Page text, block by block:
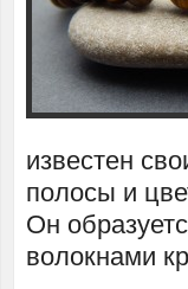
известен
полосы и
Он
волокнами